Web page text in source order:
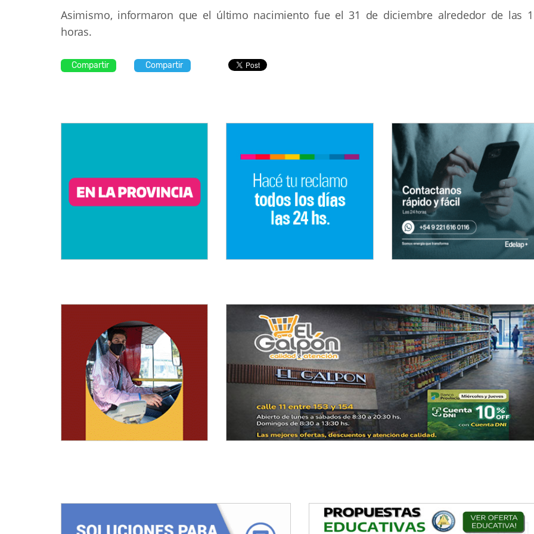
Asimismo, informaron que el último nacimiento fue el 31 de diciembre alrededor de las
horas.
Compartir Compartir